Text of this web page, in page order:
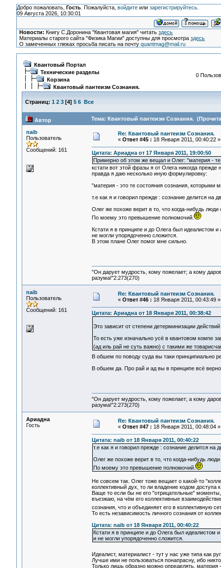
Добро пожаловать, Гость. Пожалуйста, войдитеили зарегистрируйтесь.
09 Августа 2026, 10:30:01
Новости: Книгу С.Доронина "Квантовая магия" читатьздесь
Материалы старого сайта "Физика Магии" доступны для просмотраздесь
О замеченных глюках просьба писать на почтуquantmag@mail.ru
Квантовый Портал
Технические разделы
Корзина
Квантовый пантеизм Сознания.
0
Страниц: 1 2 3[4] 5 6 Все
Автор Тема: Квантовый пантеизм Сознания.
naib
Пользователь
Сообщений: 161
Re: Квантовый пантеизм Сознания.
« Ответ #45 : 18 Января 2011, 00:40:22 »
Цитата: Ариадна от 17 Января 2011, 19:00:50
Примерно об этом же вещал и Олег: "материя -
кстати вот этой фразы я от Олега никогда
правда я даю несколько иную формулировку:
"материя - это те состояния сознания, которыми
т.е как я и говорил прежде : сознание делится
Олег же похоже верит в то, что когда-нибудь
По моему это превышение полномочий.
Кстати я в принципе и до Олега был идеалистом
не могли упорядоченно сложится.
В этом плане Олег помог мне сильно.
"Он дарует мудрость, кому пожелает; а кому
разума!"2:273(270)
naib
Пользователь
Сообщений: 161
Re: Квантовый пантеизм Сознания.
« Ответ #46 : 18 Января 2011, 00:43:49 »
Цитата: Ариадна от 18 Января 2011, 00:38:42
Это зависит от степени детерминизации
То есть уже изначально усё в квантовом компе
(ад иль рай не суть важно) с такими же
В обшем по поводу суда вы таки принципиально
В обшем да. Про рай и ад вы в принципе всё верно
"Он дарует мудрость, кому пожелает; а кому
разума!"2:273(270)
Ариадна
Гость
Re: Квантовый пантеизм Сознания.
« Ответ #47 : 18 Января 2011, 00:48:04 »
Цитата: naib от 18 Января 2011, 00:40:22
т.е как я и говорил прежде : сознание делится
Олег же похоже верит в то, что когда-нибудь
По моему это превышение полномочий.
Не совсем так. Олег тоже вещает о какой-то
коллективный дух, то ли владение кодом доступа
Ваще то если бы не его "отрицательные"
въезжаю, на чём его коллективные
сознания, что и объединяет его в коллективную
То есть независимость личного сознания от
Цитата: naib от 18 Января 2011, 00:40:22
Кстати я в принципе и до Олега был идеалистом
и не могли упорядоченно сложится.
Идеалист, материалист - тут у нас уже типа как
Лучше ими не пользоваться понапрасну, ибо
Только лишь образно можно определять,